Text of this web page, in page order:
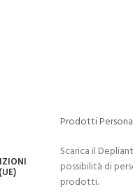
Prodotti
Scarica il
possibilità di
prodotti.